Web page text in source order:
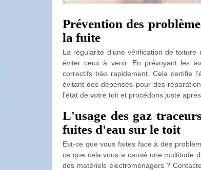
Prévention des
la fuite
La régularité d’une vérification de
éviter ceux à venir. En prévoyant les
correctifs très rapidement. Cela certifie
évitant des dépenses pour des
l'état de votre toit et procédons juste
L'usage des gaz
fuites d'eau sur le toit
Est-ce que vous faites face à des
ce que cela vous a causé une multitude
des matériels électroménagers ?